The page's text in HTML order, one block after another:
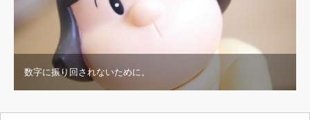
数字に振り回されないために。